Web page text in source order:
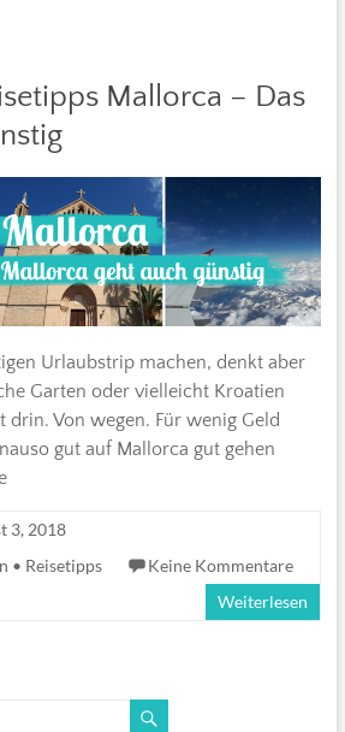
Mallorca – Das
Urlaubstrip machen, denkt aber
Garten oder vielleicht Kroatien
Von wegen. Für wenig Geld
gut auf Mallorca gut gehen
3, 2018
• Reisetipps
Keine Kommentare
Weiterlesen